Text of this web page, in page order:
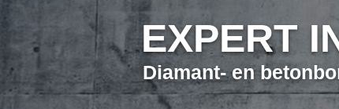
EXPERT
Diamant- en